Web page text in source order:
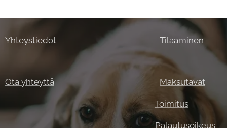
Yhteystiedot Tilaaminen
Ota yhteyttä Maksutavat
Toimitus
Palautusoikeus